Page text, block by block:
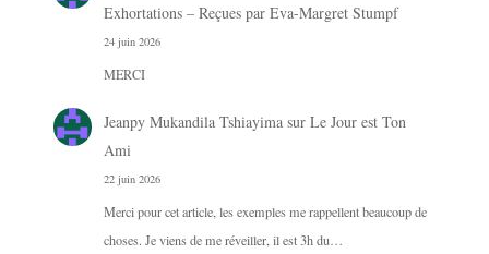
Exhortations – Reçues par Eva-Margret Stumpf
24 juin 2026
MERCI
Jeanpy Mukandila Tshiayimasur Le Jour est Ton
Ami
22 juin 2026
Merci pour cet article, les exemples me rappellent beaucoup de
choses. Je viens de me réveiller, il est 3h du…